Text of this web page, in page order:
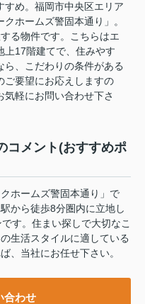
すめ。福岡市中央区エリア
ホームズ警固本通り」。
る物件です。こちらはエ
上17階建てで、住みやす
ら、こだわりの条件がある
ご要望にお応えしますの
軽にお問い合わせ下さ
コメント(おすすめポ
ホームズ警固本通り」で
から徒歩8分圏内に立地し
す。住まい探しで大切なこ
生活スタイルに適している
、当社にお任せ下さい。
合わせ